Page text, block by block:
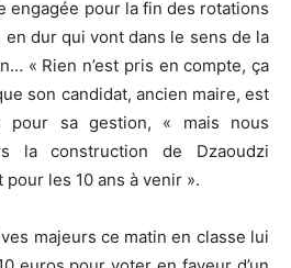
engagée pour la fin des rotations
dur qui vont dans le sens de la
« Rien n’est pris en compte, ça
son candidat, ancien maire, est
pour sa gestion, « mais nous
la construction de Dzaoudzi
les 10 ans à venir ».
majeurs ce matin en classe lui